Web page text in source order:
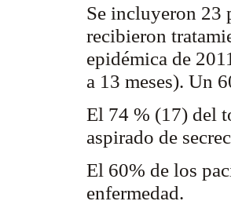
Se incluyeron 23
recibieron
epidémica de
a 13 meses). Un
El 74 % (17) del
aspirado de
El 60% de los
enfermedad.